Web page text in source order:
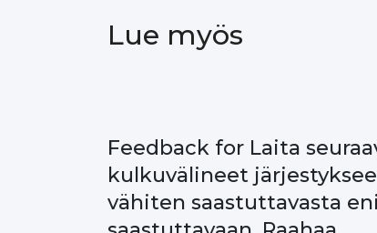
Lue myös
Feedback for Laita
kulkuvälineet
vähiten saastuttavasta